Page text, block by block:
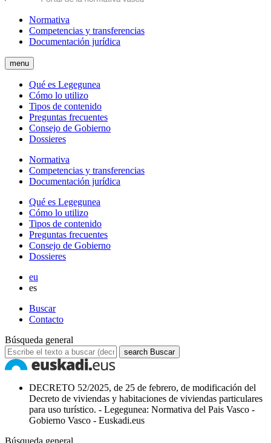
Normativa
Competencias y transferencias
Documentación jurídica
menu
Qué es Legegunea
Cómo lo utilizo
Tipos de contenido
Preguntas frecuentes
Consejo de Gobierno
Dossieres
Normativa
Competencias y transferencias
Documentación jurídica
Qué es Legegunea
Cómo lo utilizo
Tipos de contenido
Preguntas frecuentes
Consejo de Gobierno
Dossieres
eu
es
Buscar
Contacto
Búsqueda general
search Buscar
DECRETO 52/2025, de 25 de febrero, de modificación del
Decreto de viviendas y habitaciones de viviendas particulares
para uso turístico. - Legegunea: Normativa del Pais Vasco -
Gobierno Vasco - Euskadi.eus
Búsqueda general